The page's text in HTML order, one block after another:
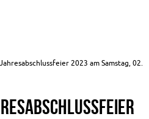
2023 am Samstag, 02.